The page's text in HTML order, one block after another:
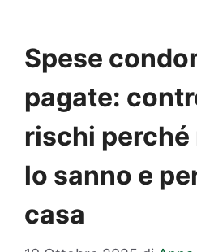
Spese
pagate:
rischi perché
lo sanno e
casa